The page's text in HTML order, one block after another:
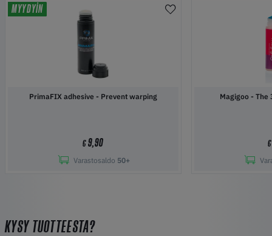
MYYDYIN
PrimaFIX adhesive - Prevent warping
€9,90
Varastosaldo 50+
€
KYSY TUOTTEESTA?